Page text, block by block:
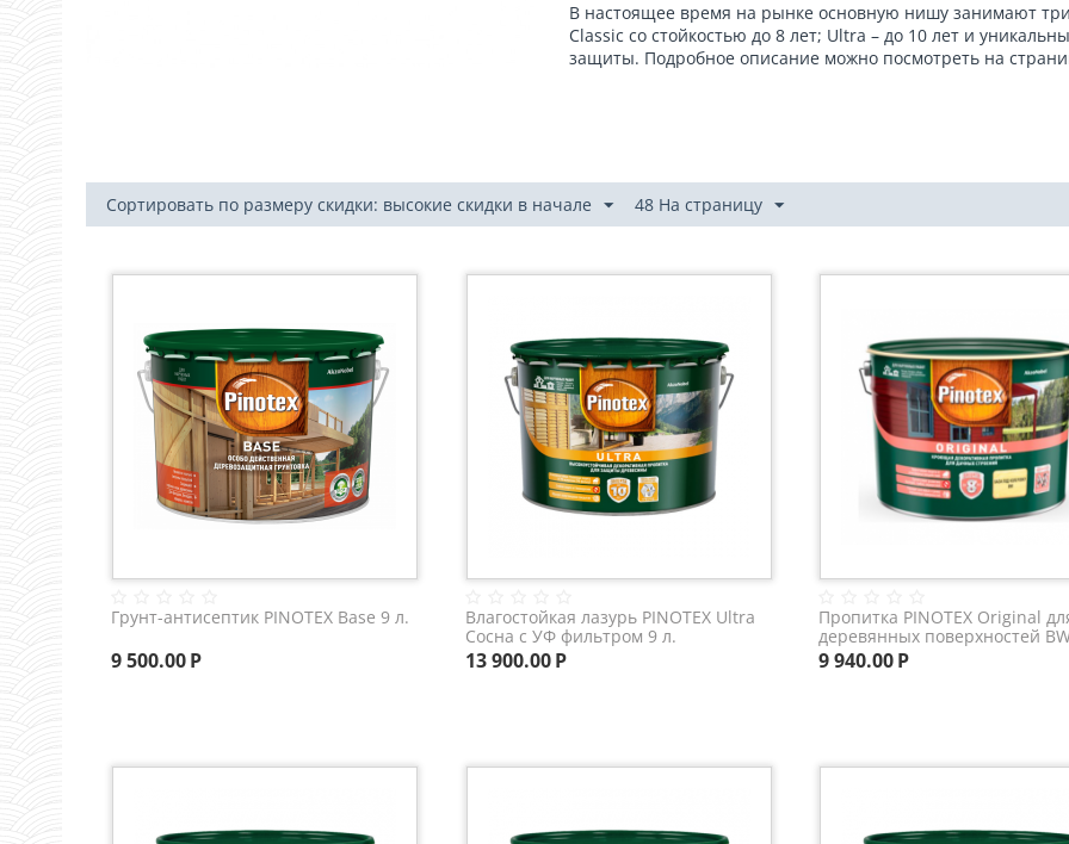
В настоящее время на рынке основную нишу занимают
Classic со стойкостью до 8 лет; Ultra – до 10 лет и
защиты. Подробное описание можно посмотреть на
Сортировать по размеру скидки: высокие скидки в начале 48 На страницу
Грунт-антисептик PINOTEX Base 9 л.
9 500.00Р
Влагостойкая лазурь PINOTEX Ultra
Сосна с УФ фильтром 9 л.
13 900.00 Р
Пропитка PINOTEX Original
деревянных поверхностей
под колеровку) 9 л.
9 940.00Р